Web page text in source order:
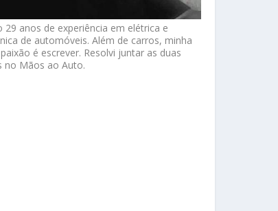
29 anos de experiência em elétrica e
de automóveis. Além de carros, minha
é escrever. Resolvi juntar as duas
no Mãos ao Auto.